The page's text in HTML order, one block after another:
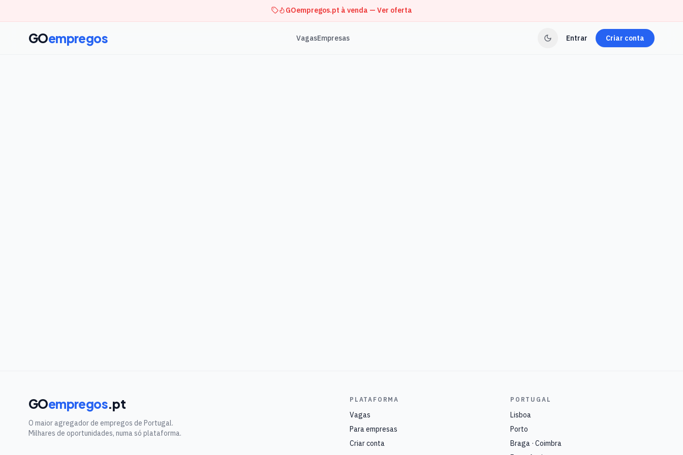
GOempregos.pt à venda — Ver oferta
GOempregos VagasEmpresas Entrar Criar conta
GOempregos.pt
O maior agregador de empregos de Portugal.
Milhares de oportunidades, numa só plataforma.
PLATAFORMA
Vagas
Para empresas
Criar conta
PORTUGAL
Lisboa
Porto
Braga · Coimbra